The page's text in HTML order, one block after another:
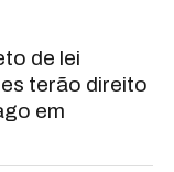
de lei
terão direito
em